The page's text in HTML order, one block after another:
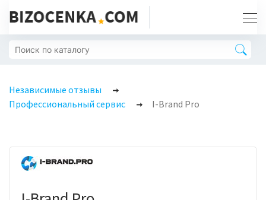
Независимые отзывы
Профессиональный сервис
I-Brand Pro